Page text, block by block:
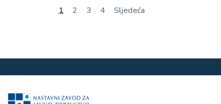
Current
1 Stranica
2 Stranica
3 Stranica
4
Next
Sljedeća